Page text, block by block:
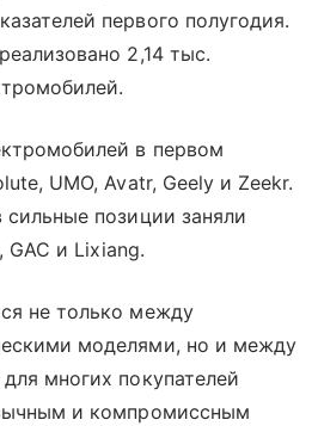
первого полугодия.
2,14 тыс.
в первом
UMO, Avatr, Geely и Zeekr.
сильные позиции заняли
GAC и Lixiang.
не только между
моделями, но и между
многих покупателей
и компромиссным